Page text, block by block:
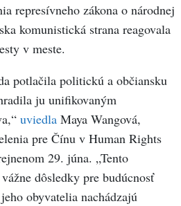
represívneho zákona o národnej
komunistická strana reagovala
v meste.
potlačila politickú a občiansku
ju unifikovaným
uviedla Maya Wangová,
pre Čínu v Human Rights
29. júna. „Tento
dôsledky pre budúcnosť
obyvatelia nachádzajú